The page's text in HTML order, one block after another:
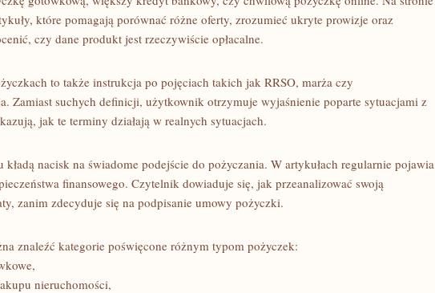
które pomagają porównać różne oferty, zrozumieć ukryte prowizje oraz
czy dane produkt jest rzeczywiście opłacalne.
to także instrukcja po pojęciach takich jak RRSO, marża czy
Zamiast suchych definicji, użytkownik otrzymuje wyjaśnienie poparte sytuacjami z
jak te terminy działają w realnych sytuacjach.
kładą nacisk na świadome podejście do pożyczania. W artykułach regularnie pojawia
finansowego. Czytelnik dowiaduje się, jak przeanalizować swoją
zanim zdecyduje się na podpisanie umowy pożyczki.
znaleźć kategorie poświęcone różnym typom pożyczek:
nieruchomości,